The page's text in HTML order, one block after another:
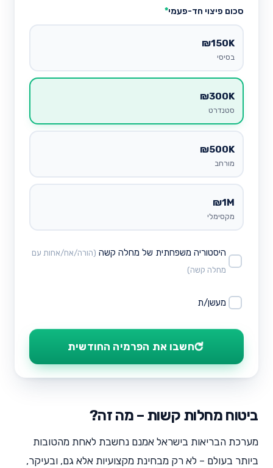
סכום פיצוי חד-פעמי*
₪150K
בסיסי
₪300K
סטנדרט
₪500K
מורחב
₪1M
מקסימלי
היסטוריה משפחתית של מחלה קשה (הורה/אח/אחות עם
מחלה קשה)
מעשן/ת
⟳חשבו את הפרמיה החודשית
ביטוח מחלות קשות – מה זה?
מערכת הבריאות בישראל אמנם נחשבת לאחת מהטובות
ביותר בעולם – לא רק מבחינת מקצועיות אלא גם, ובעיקר,